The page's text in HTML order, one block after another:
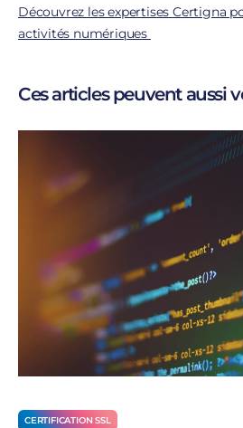
Découvrez les expertises Certigna
activités numériques
Ces articles peuvent aussi
CERTIFICATION SSL